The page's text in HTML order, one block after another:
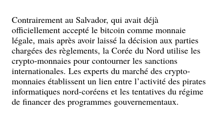
Contrairement au Salvador, qui avait déjà
officiellement accepté le bitcoin comme monnaie
légale, mais après avoir laissé la décision aux parties
chargées des règlements, la Corée du Nord utilise les
crypto-monnaies pour contourner les sanctions
internationales. Les experts du marché des crypto-
monnaies établissent un lien entre l’activité des pirates
informatiques nord-coréens et les tentatives du régime
de financer des programmes gouvernementaux.